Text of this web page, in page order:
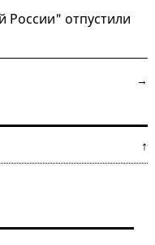
России" отпустили
новости →
↑